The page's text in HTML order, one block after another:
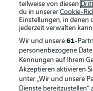
teilweise von diesen
du in unsererCookie-
Einstellungen, in denen
jederzeit verwalten
Wir und unsere61-
personenbezogene
Kennungen auf Ihrem
Akzeptieren aktivieren
unter „Wir und unsere
Dienste